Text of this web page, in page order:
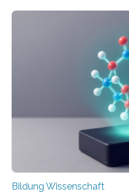
Erfindungen entstehen
Wissenskategorien
Forschung von Gianluca
Organizational Behavior an
Balázs Kovács, Professor
Management. Die
dass Patente…
Bildung Wissenschaft